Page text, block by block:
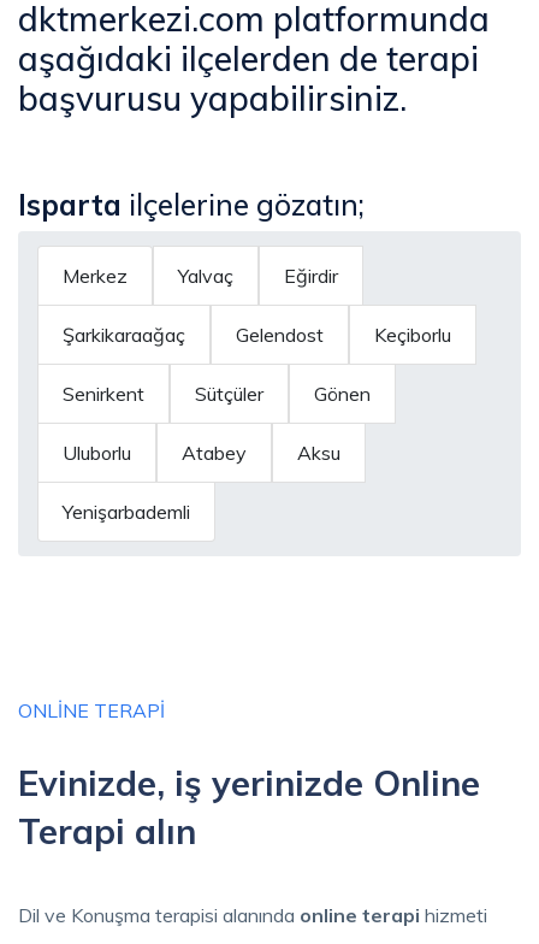
dktmerkezi.com platformunda
aşağıdaki ilçelerden de terapi
başvurusu yapabilirsiniz.
Isparta ilçelerine gözatın;
Merkez Yalvaç Eğirdir
Şarkikaraağaç Gelendost Keçiborlu
Senirkent Sütçüler Gönen
Uluborlu Atabey Aksu
Yenişarbademli
ONLINE TERAPI
Evinizde, iş yerinizde Online
Terapi alın
Dil ve Konuşma terapisi alanında online terapi hizmeti